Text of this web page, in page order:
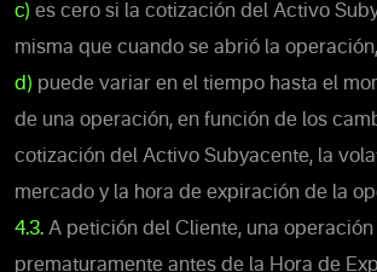
c) es cero si la cotización del Activo
misma que cuando se abrió la operación,
d) puede variar en el tiempo hasta el
de una operación, en función de los
cotización del Activo Subyacente, la
mercado y la hora de expiración de la
4.3. A petición del Cliente, una
prematuramente antes de la Hora de